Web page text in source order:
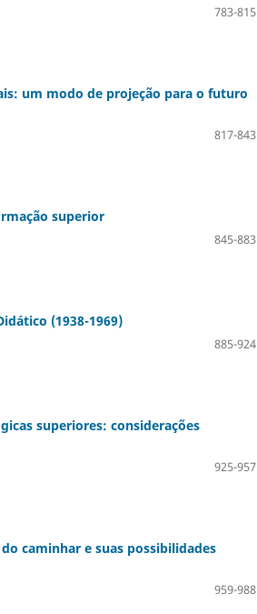
783-815
um modo de projeção para o futuro
817-843
superior
845-883
(1938-1969)
885-924
superiores: considerações
925-957
caminhar e suas possibilidades
959-988